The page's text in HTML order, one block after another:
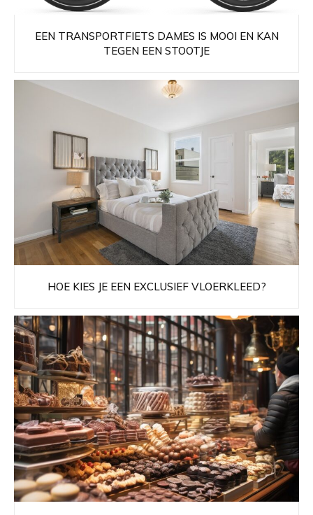
EEN TRANSPORTFIETS DAMES IS MOOI EN KAN
TEGEN EEN STOOTJE
HOE KIES JE EEN EXCLUSIEF VLOERKLEED?